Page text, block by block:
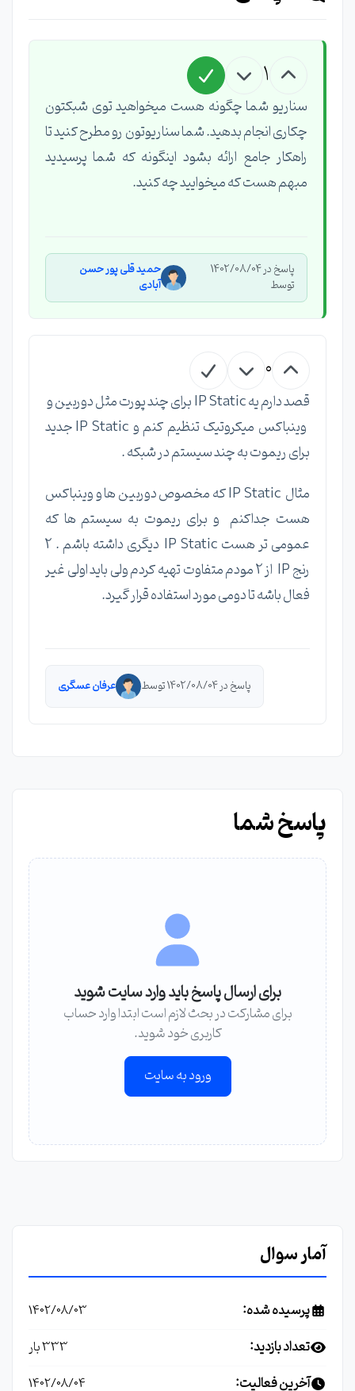
1
سناریو شما چگونه هست میخواهید توی شبکتون
چکاری انجام بدهید. شما سناریوتون رو مطرح کنید تا
راهکار جامع ارائه بشود اینگونه که شما پرسیدید
مبهم هست که میخوایید چه کنید.
پاسخ در 1402/08/04
توسط
حمید قلی پور حسن
آبادی
0
قصد دارم یه IP Static برای چند پورت مثل دوربین و
وینباکس میکروتیک تنظیم کنم و IP Static جدید
برای ریموت به چند سیستم در شبکه .
مثال IP Static که مخصوص دوربین ها و وینباکس
هست جداکنم و برای ریموت به سیستم ها که
عمومی تر هست IP Static دیگری داشته باشم . 2
رنج IP از 2 مودم متفاوت تهیه کردم ولی باید اولی غیر
فعال باشه تا دومی مورد استفاده قرار گیرد.
پاسخ در 1402/08/04 توسط عرفان عسگری
پاسخ شما
برای ارسال پاسخ باید وارد سایت شوید
برای مشارکت در بحث لازم است ابتدا وارد حساب
کاربری خود شوید.
ورود به سایت
آمار سوال
پرسیده شده: 1402/08/03
تعداد بازدید: 333 بار
آخرین فعالیت: 1402/08/04